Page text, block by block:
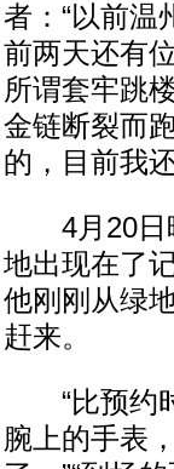
者：“以前温
前两天还有
所谓套牢跳
金链断裂而
的，目前我
4月20日晚
地出现在了
他刚刚从绿
赶来。
“比预约时
腕上的手表